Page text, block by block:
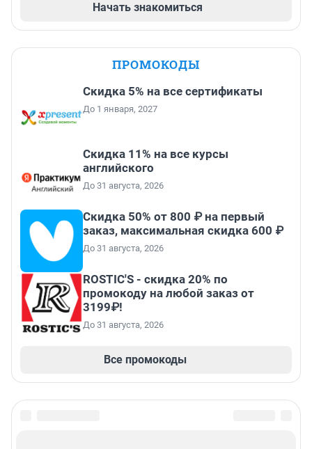
Начать знакомиться
ПРОМОКОДЫ
Скидка 5% на все сертификаты
До 1 января, 2027
Скидка 11% на все курсы
английского
До 31 августа, 2026
Скидка 50% от 800 ₽ на первый
заказ, максимальная скидка 600 ₽
До 31 августа, 2026
ROSTIC'S - скидка 20% по
промокоду на любой заказ от
3199₽!
До 31 августа, 2026
Все промокоды